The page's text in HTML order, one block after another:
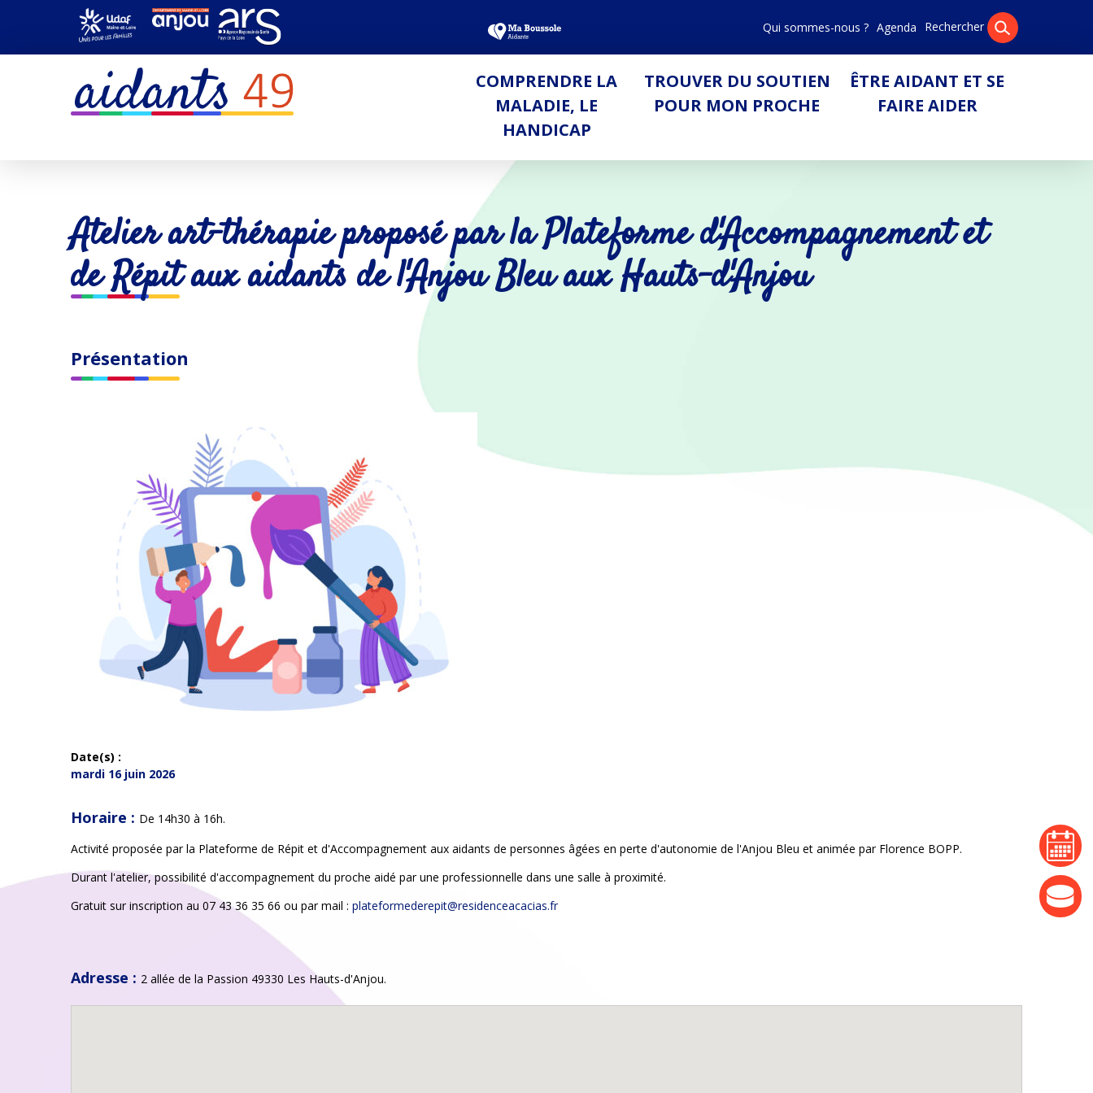
Qui sommes-nous ? Agenda Rechercher
COMPRENDRE LA
MALADIE, LE
HANDICAP
TROUVER DU SOUTIEN
POUR MON PROCHE
ÊTRE AIDANT ET SE
FAIRE AIDER
agenda
Atelier art-thérapie proposé par la Plateforme d'Accompagnement et
de Répit aux aidants de l'Anjou Bleu aux Hauts-d'Anjou
Présentation
Date(s) :
mardi 16 juin 2026
Horaire : De 14h30 à 16h.
Activité proposée par la Plateforme de Répit et d'Accompagnement aux aidants de personnes âgées en perte d'autonomie de l'Anjou Bleu et animée par Florence BOPP.
Durant l'atelier, possibilité d'accompagnement du proche aidé par une professionnelle dans une salle à proximité.
Gratuit sur inscription au 07 43 36 35 66 ou par mail : plateformederepit@residenceacacias.fr
Adresse : 2 allée de la Passion 49330 Les Hauts-d'Anjou.